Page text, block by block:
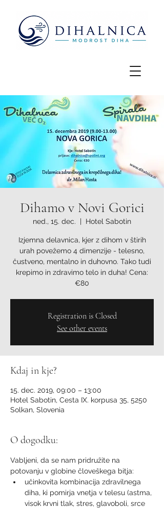
Dihamo v Novi Gorici
ned., 15. dec.
  |
Hotel Sabotin
Izjemna delavnica, kjer z dihom v štirih
urah povežemo 4 dimenzije - telesno,
čustveno, mentalno in duhovno. Tako tudi
krepimo in zdravimo telo in duha! Cena:
€80
Registration is Closed
See other events
Kdaj in kje?
15. dec. 2019, 09:00 – 13:00
Hotel Sabotin, Cesta IX. korpusa 35, 5250
Solkan, Slovenia
O dogodku:
Vabljeni, da se nam pridružite na
potovanju v globine človeškega bitja:
učinkovita kombinacija zdravilnega
diha, ki pomirja vnetja v telesu (astma,
visok krvni tlak, stres, glavoboli, srce